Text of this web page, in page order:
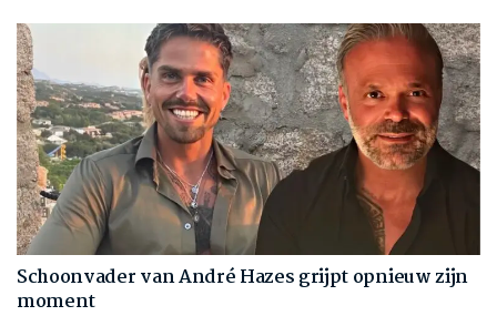
Schoonvader van André Hazes grijpt opnieuw zijn
moment